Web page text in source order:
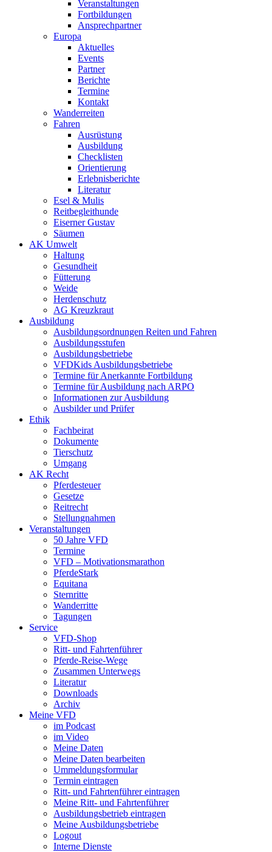
Veranstaltungen
Fortbildungen
Ansprechpartner
Europa
Aktuelles
Events
Partner
Berichte
Termine
Kontakt
Wanderreiten
Fahren
Ausrüstung
Ausbildung
Checklisten
Orientierung
Erlebnisberichte
Literatur
Esel & Mulis
Reitbegleithunde
Eiserner Gustav
Säumen
AK Umwelt
Haltung
Gesundheit
Fütterung
Weide
Herdenschutz
AG Kreuzkraut
Ausbildung
Ausbildungsordnungen Reiten und Fahren
Ausbildungsstufen
Ausbildungsbetriebe
VFDKids Ausbildungsbetriebe
Termine für Anerkannte Fortbildung
Termine für Ausbildung nach ARPO
Informationen zur Ausbildung
Ausbilder und Prüfer
Ethik
Fachbeirat
Dokumente
Tierschutz
Umgang
AK Recht
Pferdesteuer
Gesetze
Reitrecht
Stellungnahmen
Veranstaltungen
50 Jahre VFD
Termine
VFD – Motivationsmarathon
PferdeStark
Equitana
Sternritte
Wanderritte
Tagungen
Service
VFD-Shop
Ritt- und Fahrtenführer
Pferde-Reise-Wege
Zusammen Unterwegs
Literatur
Downloads
Archiv
Meine VFD
im Podcast
im Video
Meine Daten
Meine Daten bearbeiten
Ummeldungsformular
Termin eintragen
Ritt- und Fahrtenführer eintragen
Meine Ritt- und Fahrtenführer
Ausbildungsbetrieb eintragen
Meine Ausbildungsbetriebe
Logout
Interne Dienste